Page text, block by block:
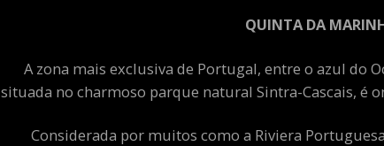
QUINTA DA
A zona mais exclusiva de Portugal, entre o azul do
situada no charmoso parque natural Sintra-Cascais, é
Considerada por muitos como a Riviera